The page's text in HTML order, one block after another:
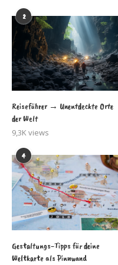
2
Reiseführer → Unentdeckte Orte
der Welt
9,3K views
4
Gestaltungs-Tipps für deine
Weltkarte als Pinnwand